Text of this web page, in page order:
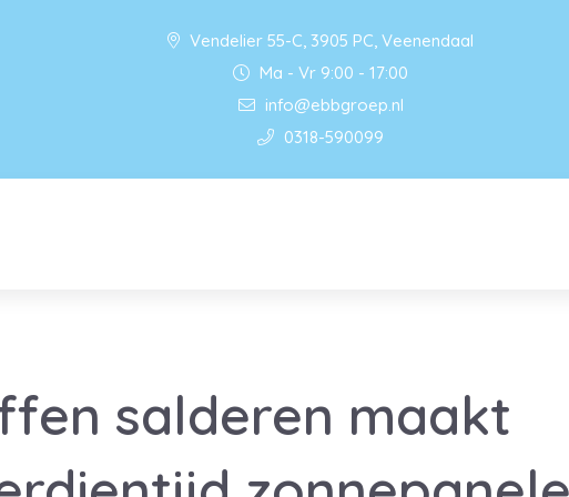
Vendelier 55-C, 3905 PC, Veenendaal
Ma - Vr 9:00 - 17:00
info@ebbgroep.nl
0318-590099
salderen maakt